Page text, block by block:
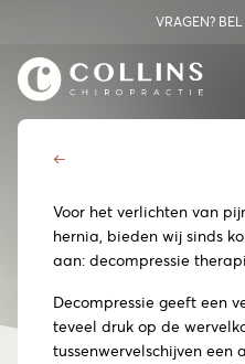
VRAGEN? BEL
Voor het verlichten van
hernia, bieden wij sinds
aan: decompressie
Decompressie geeft een
teveel druk op de
tussenwervelschijven een